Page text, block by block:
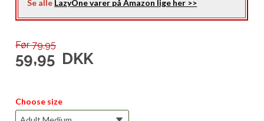
Se alle LazyOne varer på Amazon lige her >>
Før 79,95
59,95 DKK
Choose size